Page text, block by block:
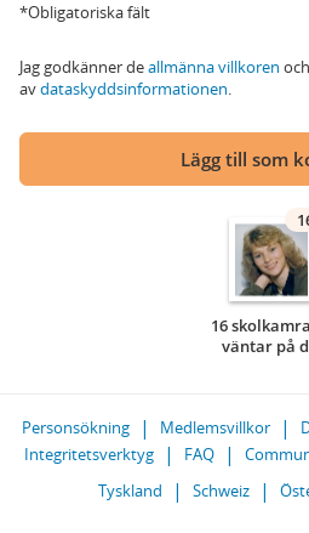
*Obligatoriska fält
Jag godkänner deallmänna villkoren
avdataskyddsinformationen.
Lägg till som
16
väntar på
Personsökning Medlemsvillkor
Integritetsverktyg
FAQ
Tyskland
Schweiz